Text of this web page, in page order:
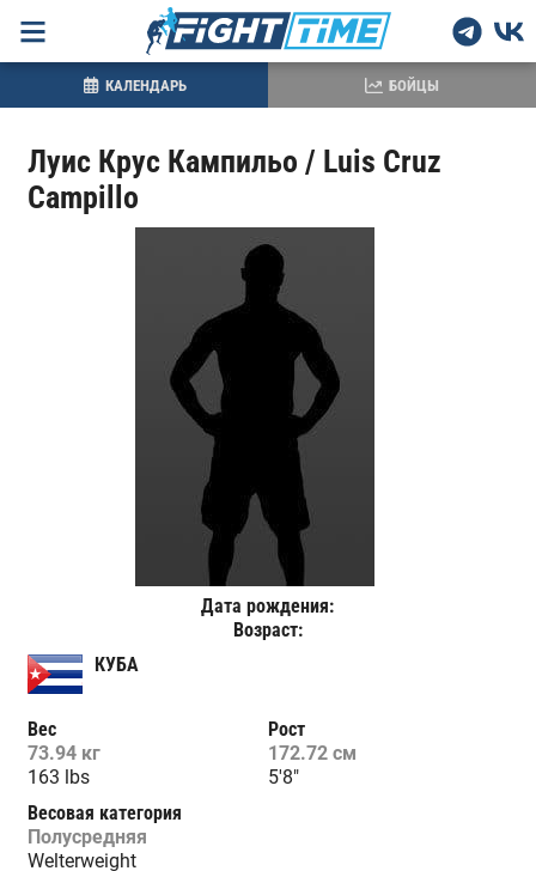
Луис Крус Кампильо / Luis Cruz
Campillo
Дата рождения:
Возраст:
КУБА
Вес
73.94 кг
163 lbs
Рост
172.72 см
5'8"
Весовая категория
Полусредняя
Welterweight
КАЛЕНДАРЬ БОЙЦЫ